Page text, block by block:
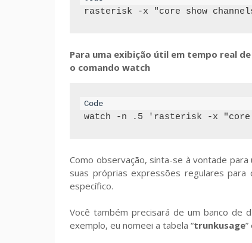
rasterisk -x "core show
Para uma exibição útil em tempo real
o comando watch
watch -n .5 'rasterisk -x "core
Como observação, sinta-se à vontade
suas próprias expressões regulares para
específico.
Você também precisará de um banco de
exemplo, eu nomeei a tabela “trunkusage